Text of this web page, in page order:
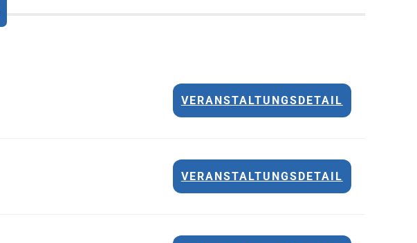
VERANSTALTUNGSDETAIL
VERANSTALTUNGSDETAIL